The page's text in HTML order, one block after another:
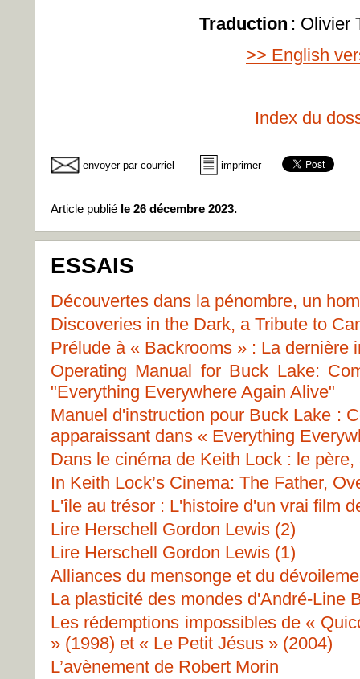
Traduction : Olivier
>> English
Index du
envoyer par courriel imprimer
Article publié le 26 décembre 2023.
ESSAIS
Découvertes dans la pénombre, un
Discoveries in the Dark, a Tribute to
Prélude à « Backrooms » : La dernière
Operating Manual for Buck Lake:
"Everything Everywhere Again Alive"
Manuel d'instruction pour Buck Lake :
apparaissant dans « Everything
Dans le cinéma de Keith Lock : le
In Keith Lock’s Cinema: The Father,
L'île au trésor : L'histoire d'un vrai film
Lire Herschell Gordon Lewis (2)
Lire Herschell Gordon Lewis (1)
Alliances du mensonge et du
La plasticité des mondes d'André-Line
Les rédemptions impossibles de «
» (1998) et « Le Petit Jésus » (2004)
L’avènement de Robert Morin